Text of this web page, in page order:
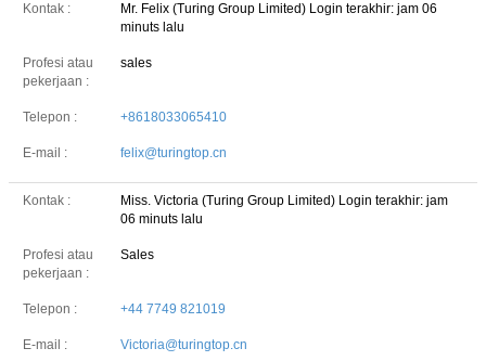
Kontak : Mr. Felix (Turing Group Limited) Login terakhir: jam 06
minuts lalu
Profesi atau
pekerjaan :
sales
Telepon : +8618033065410
E-mail : felix@turingtop.cn
Kontak : Miss. Victoria (Turing Group Limited) Login terakhir: jam
06 minuts lalu
Profesi atau
pekerjaan :
Sales
Telepon : +44 7749 821019
E-mail : Victoria@turingtop.cn